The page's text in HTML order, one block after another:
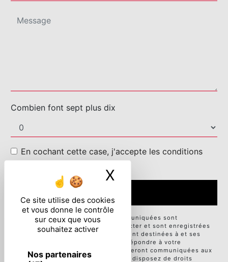
Ce site utilise des cookies
et vous donne le contrôle
sur ceux que vous
souhaitez activer
Nos partenaires
X Masquer le
Combien font sept plus dix
En cochant cette case, j'accepte les conditions
** Les données personnelles communiquées sont
nécessaires aux fins de vous contacter et sont enregistrées
dans un fichier informatisé. Elles sont destinées à et ses
sous-traitants dans le seul but de répondre à votre
message. Les données collectées seront communiquées aux
seuls destinataires suivants: . Vous disposez de droits